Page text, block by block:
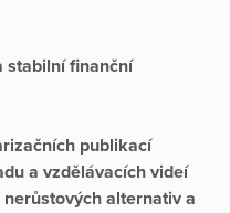
stabilní finanční
publikací
a vzdělávacích videí
alternativ a